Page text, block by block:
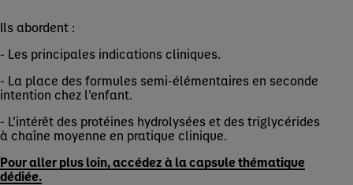
Ils abordent :
- Les principales indications cliniques.
- La place des formules semi-élémentaires en seconde
intention chez l’enfant.
- L’intérêt des protéines hydrolysées et des triglycérides
à chaîne moyenne en pratique clinique.
Pour aller plus loin, accédez à la capsule thématique
dédiée.